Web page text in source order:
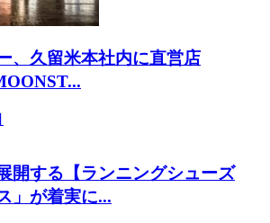
、久留米本社内に直営店
開する【ランニングシューズ
」が着実に...